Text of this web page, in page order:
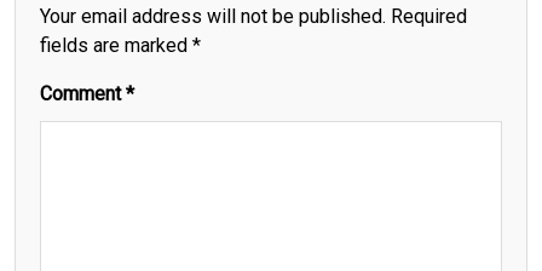
Your email address will not be published. Required
fields are marked *
Comment*